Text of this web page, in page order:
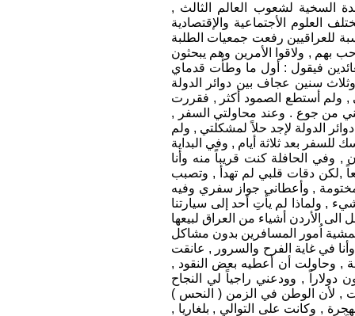
السخية لشعوب العالم الثالث ,
العلوم الأجتماعية والإقتصادية
للعراقيين رفعت جمعيات الطلبة
بهم , ولاقوا الأمرين وهم يبحثون
فيقول : أول ما وطأت قدماي
سنين عجاف بين دوائر الدولة
ولم أستطع الصمود أكثر , فقررت
من جوع . وعند محاولتي السفر ,
الدولة لإجد حلاً لمشكلتي , ولم
بعد ثلاثة أيام , وفي البداية
الحافلة كنت قريباً منه وأنا
,لكن دقات قلبي لم تهدأ , وتصبب
, وأعطاني جواز سفري وفيه
, ولماذا لم يأتِ أحد إلى سيارتنا
الأردن أشياء من العراق لبيعها
اُمور المسافرين بدون مشاكل
في غاية الفرح والسرور , عانقت
, وحاولت أن أعطيه بعض النقود ,
, وودعني راجياً لي النجاح
, لأن الوطن في الزمن ( النحس )
, وكانت على التوالي , بلغاريا ,